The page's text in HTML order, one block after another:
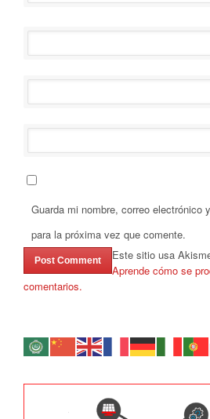
Guarda mi nombre, correo electrónico
para la próxima vez que comente.
Este sitio usa
Aprende cómo se
comentarios.